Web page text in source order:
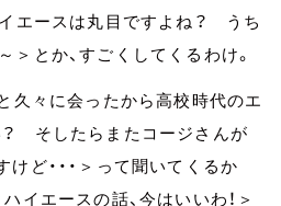
イエースは丸目ですよね？ うち
＞とか、すごくしてくるわけ。
久々に会ったから高校時代のエ
そしたらまたコージさんが
けど・・・＞って聞いてくるか
イエースの話、今はいいわ！＞